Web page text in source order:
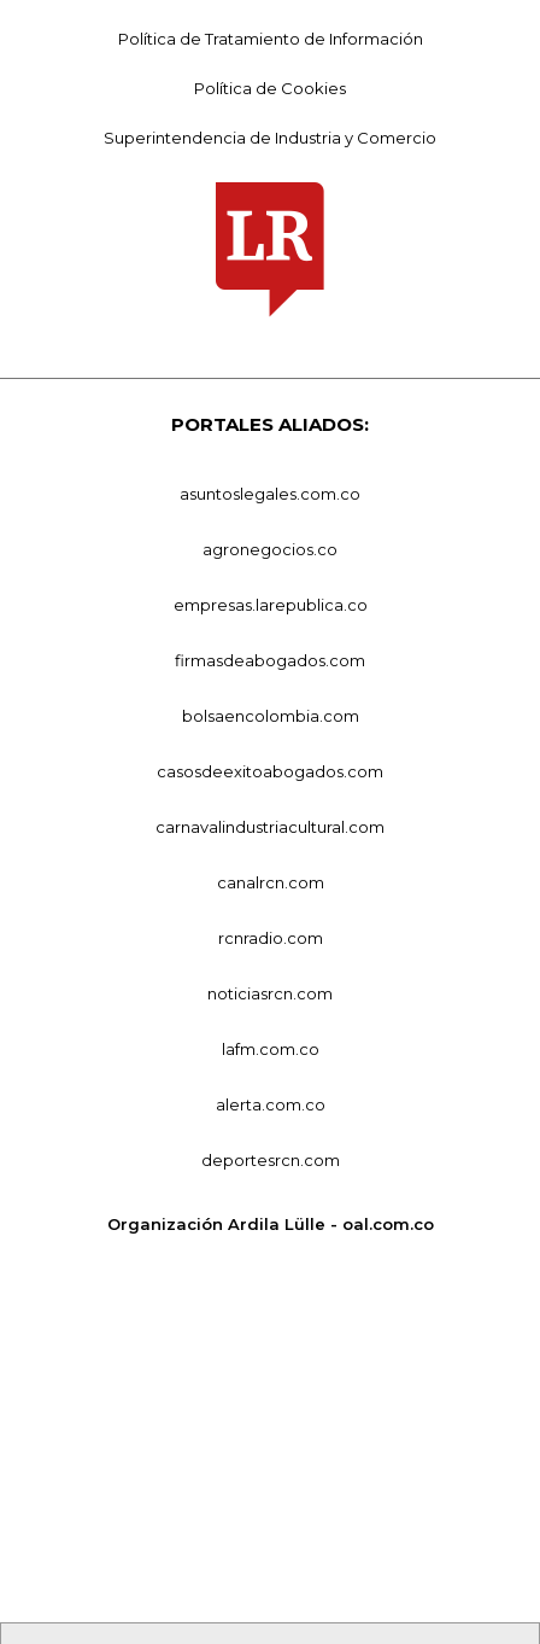
Política de Tratamiento de Información
Política de Cookies
Superintendencia de Industria y Comercio
PORTALES ALIADOS:
asuntoslegales.com.co
agronegocios.co
empresas.larepublica.co
firmasdeabogados.com
bolsaencolombia.com
casosdeexitoabogados.com
carnavalindustriacultural.com
canalrcn.com
rcnradio.com
noticiasrcn.com
lafm.com.co
alerta.com.co
deportesrcn.com
Organización Ardila Lülle - oal.com.co